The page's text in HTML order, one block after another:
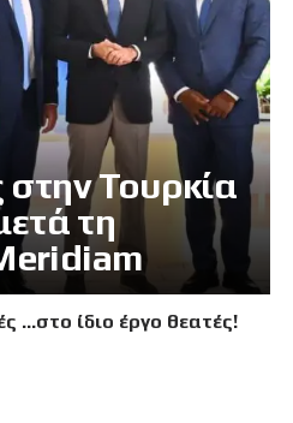
στην Τουρκία
τη
…στο ίδιο έργο θεατές!